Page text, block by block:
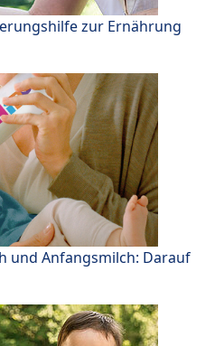
zur Ernährung
und Anfangsmilch: Darauf